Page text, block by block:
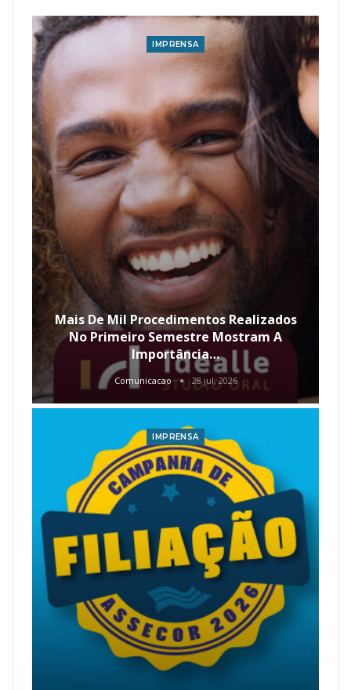
IMPRENSA
Mais De Mil Procedimentos Realizados
No Primeiro Semestre Mostram A
Importância…
Comunicacao 28 jul, 2026
IMPRENSA